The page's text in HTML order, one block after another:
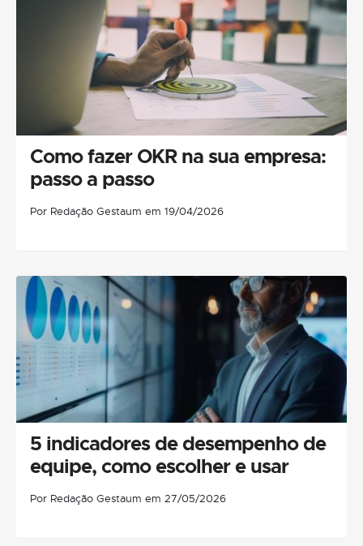
Como fazer OKR na sua empresa:
passo a passo
Por Redação Gestaum em 19/04/2026
5 indicadores de desempenho de
equipe, como escolher e usar
Por Redação Gestaum em 27/05/2026